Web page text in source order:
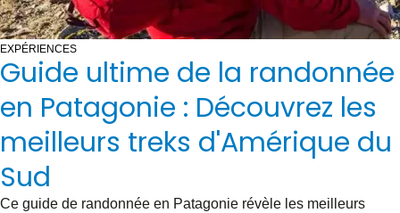
EXPÉRIENCES
Guide ultime de la randonnée
en Patagonie : Découvrez les
meilleurs treks d'Amérique du
Sud
Ce guide de randonnée en Patagonie révèle les meilleurs